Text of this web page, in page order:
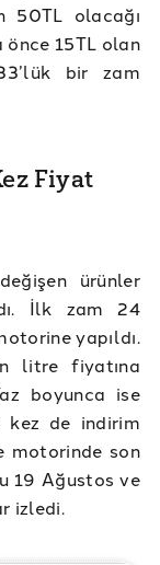
50TL olacağı
15TL olan
bir zam
Fiyat
ürünler
İlk zam 24
yapıldı.
litre fiyatına
boyunca ise
kez de indirim
motorinde son
19 Ağustos ve
izledi.